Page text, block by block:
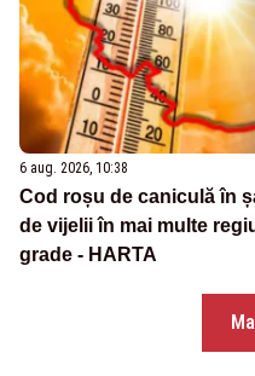
6 aug. 2026, 10:38
Cod roșu de caniculă în
de vijelii în mai multe
grade - HARTA